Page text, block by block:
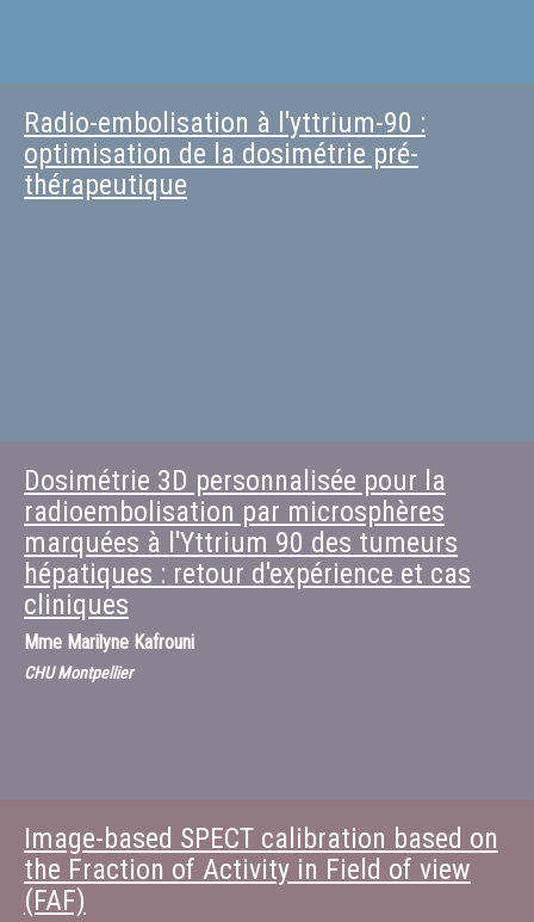
Radio-embolisation à l'yttrium-90 :
optimisation de la dosimétrie pré-
thérapeutique
Dosimétrie 3D personnalisée pour la
radioembolisation par microsphères
marquées à l'Yttrium 90 des tumeurs
hépatiques : retour d'expérience et cas
cliniques
Mme Marilyne Kafrouni
CHU Montpellier
Image-based SPECT calibration based on
the Fraction of Activity in Field of view
(FAF)